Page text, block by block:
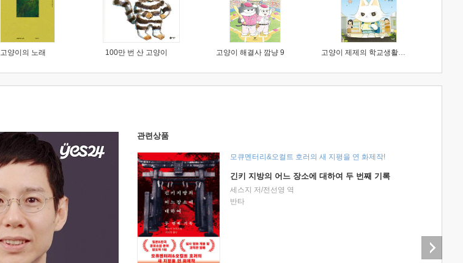
고양이의 노래 100만 번 산 고양이 고양이 해결사 깜냥 9 고양이 제제의 학교생활 1 : 초등학생이 이렇게 힘들 줄이야
관련상품
모큐멘터리&오컬트 호러의 새 지평을 연 화제작!
긴키 지방의 어느 장소에 대하여 두 번째 기록
세스지 저/전선영 역
반타